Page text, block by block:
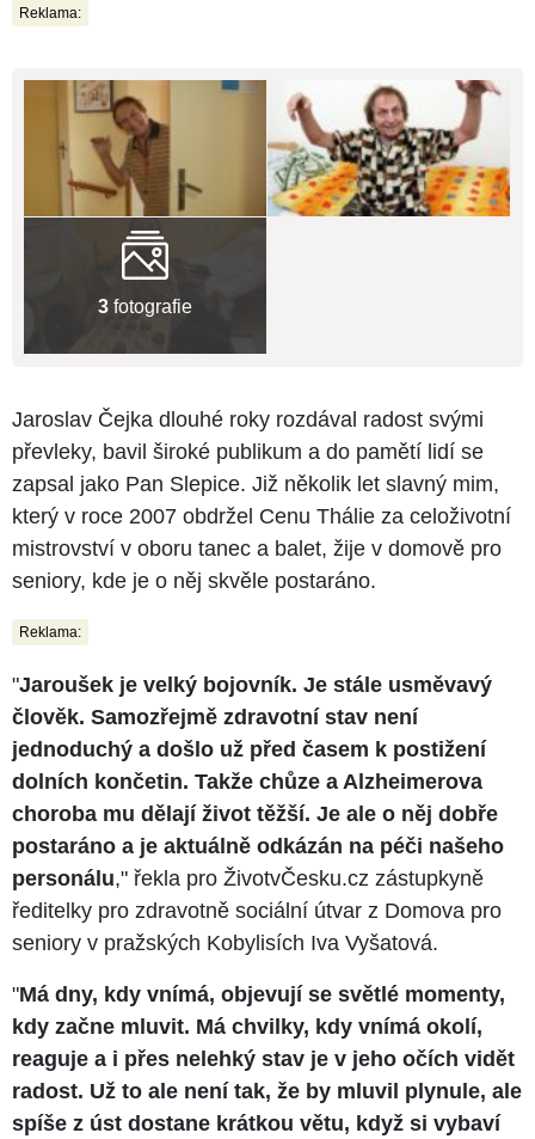
Reklama:
3 fotografie
Jaroslav Čejka dlouhé roky rozdával radost svými
převleky, bavil široké publikum a do pamětí lidí se
zapsal jako Pan Slepice. Již několik let slavný mim,
který v roce 2007 obdržel Cenu Thálie za celoživotní
mistrovství v oboru tanec a balet, žije v domově pro
seniory, kde je o něj skvěle postaráno.
Reklama:
"Jaroušek je velký bojovník. Je stále usměvavý
člověk. Samozřejmě zdravotní stav není
jednoduchý a došlo už před časem k postižení
dolních končetin. Takže chůze a Alzheimerova
choroba mu dělají život těžší. Je ale o něj dobře
postaráno a je aktuálně odkázán na péči našeho
personálu," řekla pro ŽivotvČesku.cz zástupkyně
ředitelky pro zdravotně sociální útvar z Domova pro
seniory v pražských Kobylisích Iva Vyšatová.
"Má dny, kdy vnímá, objevují se světlé momenty,
kdy začne mluvit. Má chvilky, kdy vnímá okolí,
reaguje a i přes nelehký stav je v jeho očích vidět
radost. Už to ale není tak, že by mluvil plynule, ale
spíše z úst dostane krátkou větu, když si vybaví